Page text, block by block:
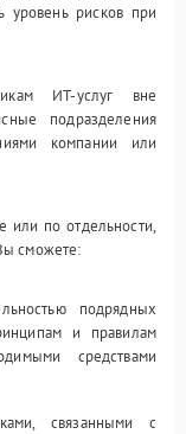
уровень рисков при
ИТ-услуг вне
подразделения
компании или
или по отдельности,
сможете:
подрядных
и правилам
средствами
связанными с